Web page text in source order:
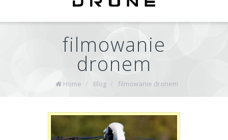
filmowanie
dronem
Home / Blog / filmowanie dronem